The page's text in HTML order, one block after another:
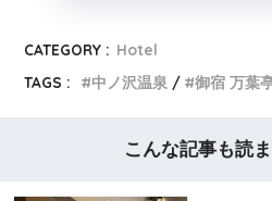
CATEGORY : Hotel
TAGS :
中ノ沢温泉 御宿 万葉
こんな記事も読